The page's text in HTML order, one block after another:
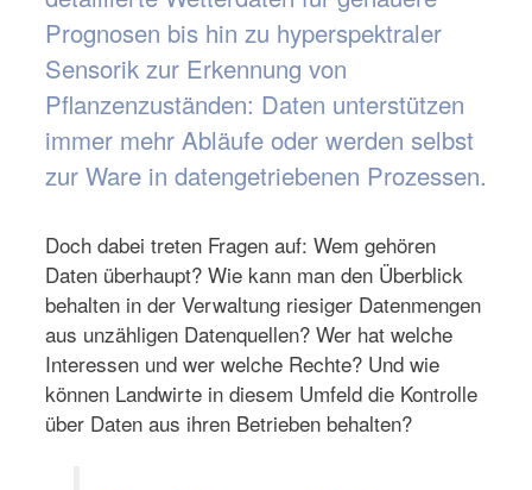
Prognosen bis hin zu hyperspektraler
Sensorik zur Erkennung von
Pflanzenzuständen: Daten unterstützen
immer mehr Abläufe oder werden selbst
zur Ware in datengetriebenen Prozessen.
Doch dabei treten Fragen auf: Wem gehören
Daten überhaupt? Wie kann man den Überblick
behalten in der Verwaltung riesiger Datenmengen
aus unzähligen Datenquellen? Wer hat welche
Interessen und wer welche Rechte? Und wie
können Landwirte in diesem Umfeld die Kontrolle
über Daten aus ihren Betrieben behalten?